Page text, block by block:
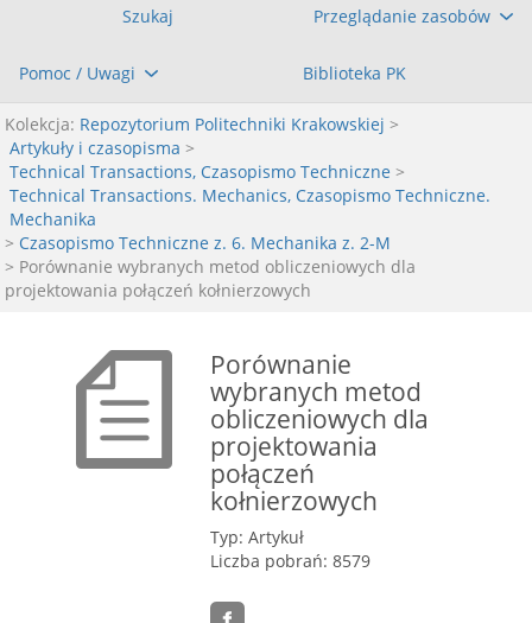
Szukaj Przeglądanie zasobów
Pomoc / Uwagi Biblioteka PK
Kolekcja: Repozytorium Politechniki Krakowskiej >
Artykuły i czasopisma >
Technical Transactions, Czasopismo Techniczne >
Technical Transactions. Mechanics, Czasopismo Techniczne.
Mechanika
> Czasopismo Techniczne z. 6. Mechanika z. 2-M
> Porównanie wybranych metod obliczeniowych dla
projektowania połączeń kołnierzowych
Porównanie
wybranych metod
obliczeniowych dla
projektowania
połączeń
kołnierzowych
Typ: Artykuł
Liczba pobrań: 8579